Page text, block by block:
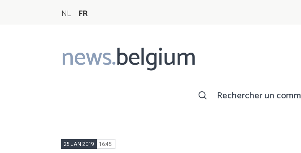
NL FR
news.belgium
Main
navigation
Rechercher un
25 JAN 2019 16:45